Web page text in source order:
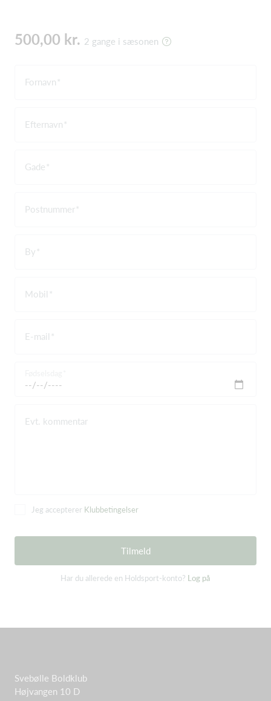
500,00 kr. 2 gange i sæsonen
Fornavn
Efternavn
Gade
Postnummer
By
Mobil
E-mail
Evt. kommentar
Jeg accepterer Klubbetingelser
Tilmeld
Har du allerede en Holdsport-konto? Log på
Svebølle Boldklub
Højvangen 10 D